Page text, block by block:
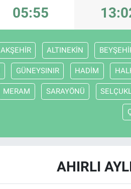
05:55
AKŞEHİR ALTINEKİN
GÜNEYSINIR HADİM
MERAM SARAYÖNÜ
AHIRLI